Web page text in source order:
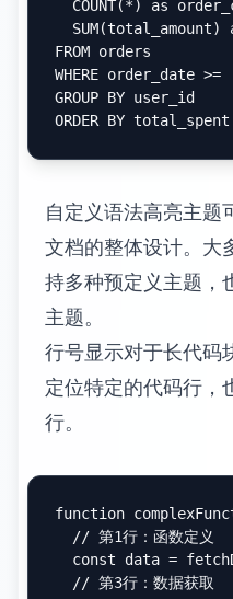
代码块是技术文档中
码块的高级应用技巧
质量和可读性。
语法高亮优化
语法高亮是代码块最
不同的编程语言有不
的语言标识符对于
// JavaScript 示例
function fibonacci(n
return
fibonacci
# Python 示例
fibonacci
):
if n <= 1: